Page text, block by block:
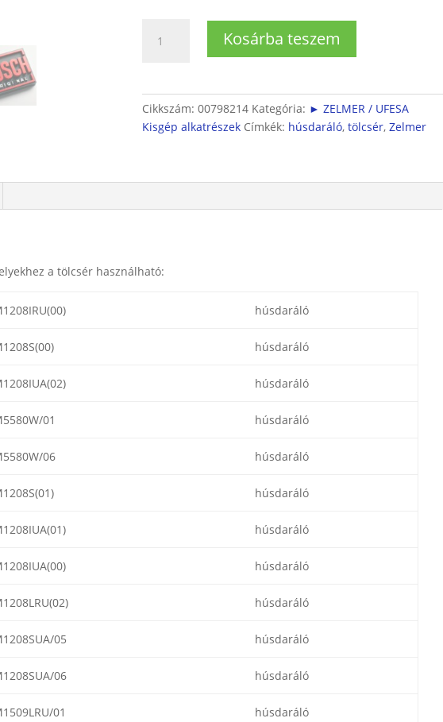
húsdarálóra
mennyiség
Kosárba teszem
Cikkszám:00798214 Kategória: ► ZELMER / UFESA
Kisgép alkatrészek Címkék: húsdaráló,tölcsér,Zelmer
a tölcsér használható:
húsdaráló
húsdaráló
húsdaráló
01 húsdaráló
06 húsdaráló
húsdaráló
húsdaráló
húsdaráló
húsdaráló
05 húsdaráló
06 húsdaráló
01 húsdaráló